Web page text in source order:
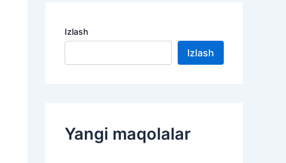
Izlash
Izlash
Yangi maqolalar